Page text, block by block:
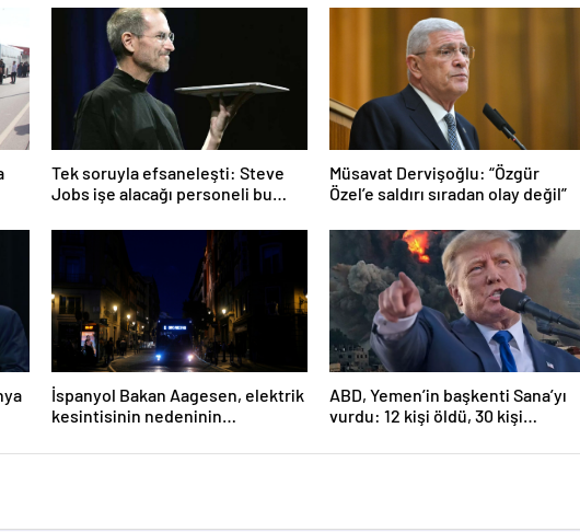
Tek soruyla efsaneleşti: Steve
Jobs işe alacağı personeli bu
Müsavat Dervişoğlu: “Özgür
Özel’e saldırı sıradan olay değil”
İspanyol Bakan Aagesen, elektrik
kesintisinin nedeninin
süreceğini” belirtti
ABD, Yemen’in başkenti Sana’yı
vurdu: 12 kişi öldü, 30 kişi